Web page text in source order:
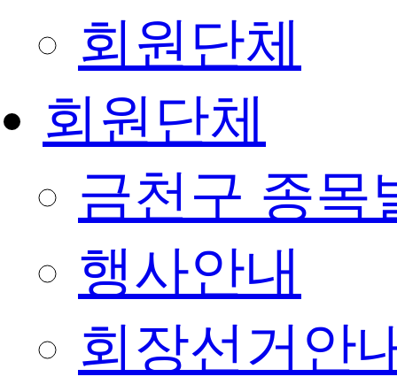
회원단체
회원단체
금천구 종목
행사안내
회장선거안